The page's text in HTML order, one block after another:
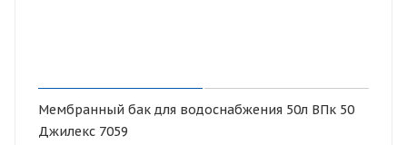
Мембранный бак для водоснабжения 50л ВПк 50
Джилекс 7059